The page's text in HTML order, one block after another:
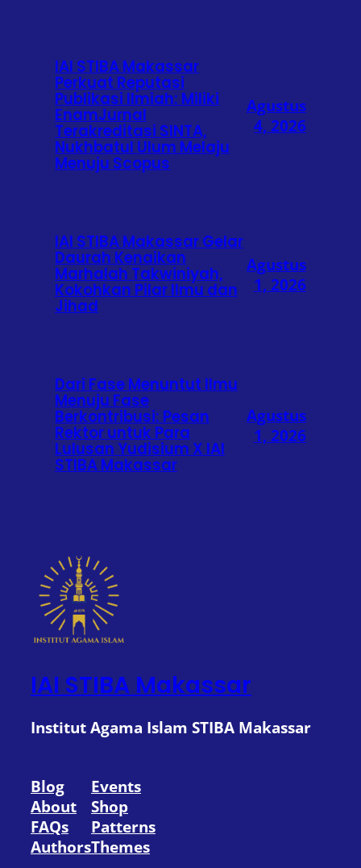
IAI STIBA Makassar
Perkuat Reputasi
Publikasi Ilmiah: Miliki
EnamJurnal
Terakreditasi SINTA,
Nukhbatul Ulum Melaju
Menuju Scopus
Agustus
4, 2026
IAI STIBA Makassar Gelar
Daurah Kenaikan
Marhalah Takwiniyah,
Kokohkan Pilar Ilmu dan
Jihad
Agustus
1, 2026
Dari Fase Menuntut Ilmu
Menuju Fase
Berkontribusi: Pesan
Rektor untuk Para
Lulusan Yudisium X IAI
STIBA Makassar
Agustus
1, 2026
IAI STIBA Makassar
Institut Agama Islam STIBA Makassar
Blog
About
FAQs
Authors
Events
Shop
Patterns
Themes